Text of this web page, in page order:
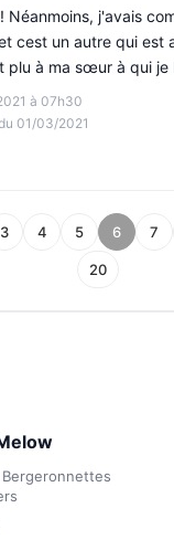
à 07h30
01/03/2021
Néanmoins, j'avais
cest un autre qui est
plu à ma sœur à qui je
3 4 5 6 7
20